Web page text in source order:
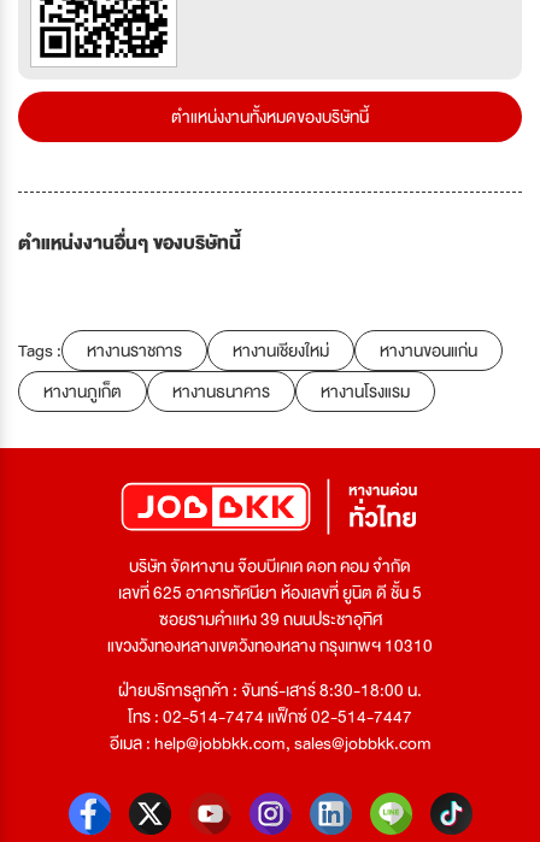
ตำแหน่งงานทั้งหมดของบริษัทนี้
ตำแหน่งงานอื่นๆ ของบริษัทนี้
Tags : หางานราชการ หางานเชียงใหม่
หางานขอนแก่น
หางานภูเก็ต
หางานธนาคาร หางานโรงแรม
บริษัท จัดหางาน จ๊อบบีเคเค ดอท คอม จำกัด
เลขที่ 625 อาคารทัศนียา ห้องเลขที่ ยูนิต ดี ชั้น 5
ซอยรามคำแหง 39 ถนนประชาอุทิศ
แขวงวังทองหลางเขตวังทองหลาง กรุงเทพฯ 10310
ฝ่ายบริการลูกค้า : จันทร์-เสาร์ 8:30-18:00 น.
โทร : 02-514-7474 แฟ็กซ์ 02-514-7447
อีเมล :help@jobbkk.com,sales@jobbkk.com